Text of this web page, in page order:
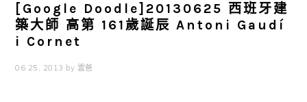
[Google Doodle]20130625 西班牙建
築大師 高第 161歲誕辰 Antoni Gaudí
i Cornet
06 25, 2013 by 雲爸